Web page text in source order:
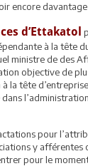
encore
d’Ettakatol
à la tête
ministre de des
objective de
à la tête
pour
y afférentes
pour le